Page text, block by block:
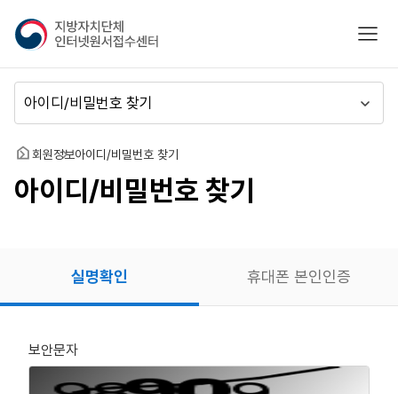
지
방
자
치
단
체
인
넷
터
모바
뉴
동
홈 회원정보아이디/비밀번호 찾기
아이디/비밀번호 찾기
실명확인 휴대폰 본인인증
보안문자